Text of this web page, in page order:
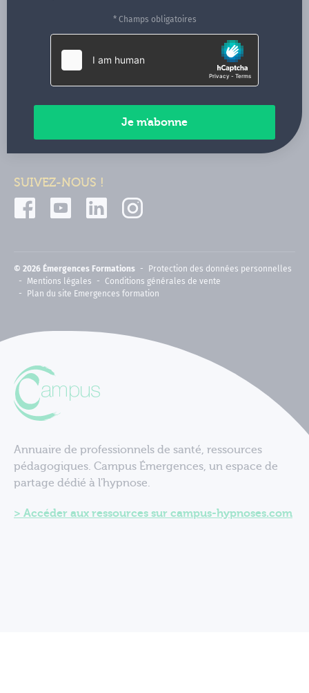
* Champs obligatoires
35000 Rennes
02 99 05 25 47
Contactez-nous
SUIVEZ-NOUS !
© 2026 Émergences Formations
Protection des données personnelles
Mentions légales
Conditions générales de vente
Plan du site Emergences formation
Annuaire de professionnels de santé, ressources
pédagogiques. Campus Émergences, un espace de
partage dédié à l'hypnose.
Accéder aux ressources sur campus-hypnoses.com